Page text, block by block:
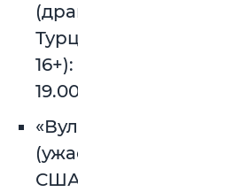
(драма,
Турция,
16+):
19.00.
«Вульфмен»
(ужасы,
США,